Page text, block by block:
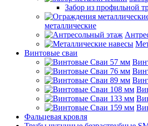
Забор из профильной
металлические
Винтовые сваи
Фальцевая кровля